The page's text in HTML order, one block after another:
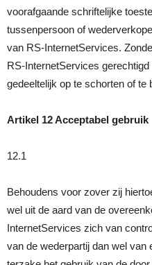
voorafgaande schriftelijke
tussenpersoon of
van RS-InternetServices.
RS-InternetServices
gedeeltelijk op te schorten of te
Artikel 12 Acceptabel gebruik
12.1
Behoudens voor zover zij
wel uit de aard van de
InternetServices zich van
van de wederpartij dan wel van